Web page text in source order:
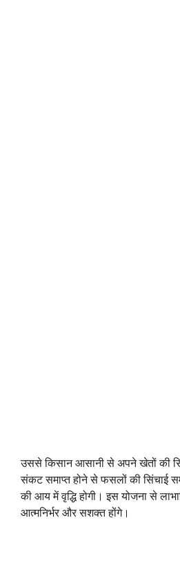
उससे किसान आसानी से अपने खेतों की
संकट समाप्त होने से फसलों की सिंचाई
की आय में वृद्धि होगी। इस योजना से
आत्मनिर्भर और सशक्त होंगे।